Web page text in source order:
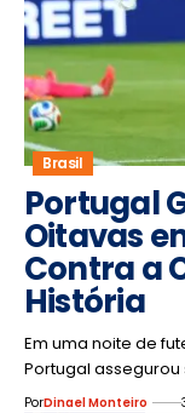
Brasil
Portugal
Oitavas
Contra a
História
Em uma noite de
Portugal
PorDinael Monteiro